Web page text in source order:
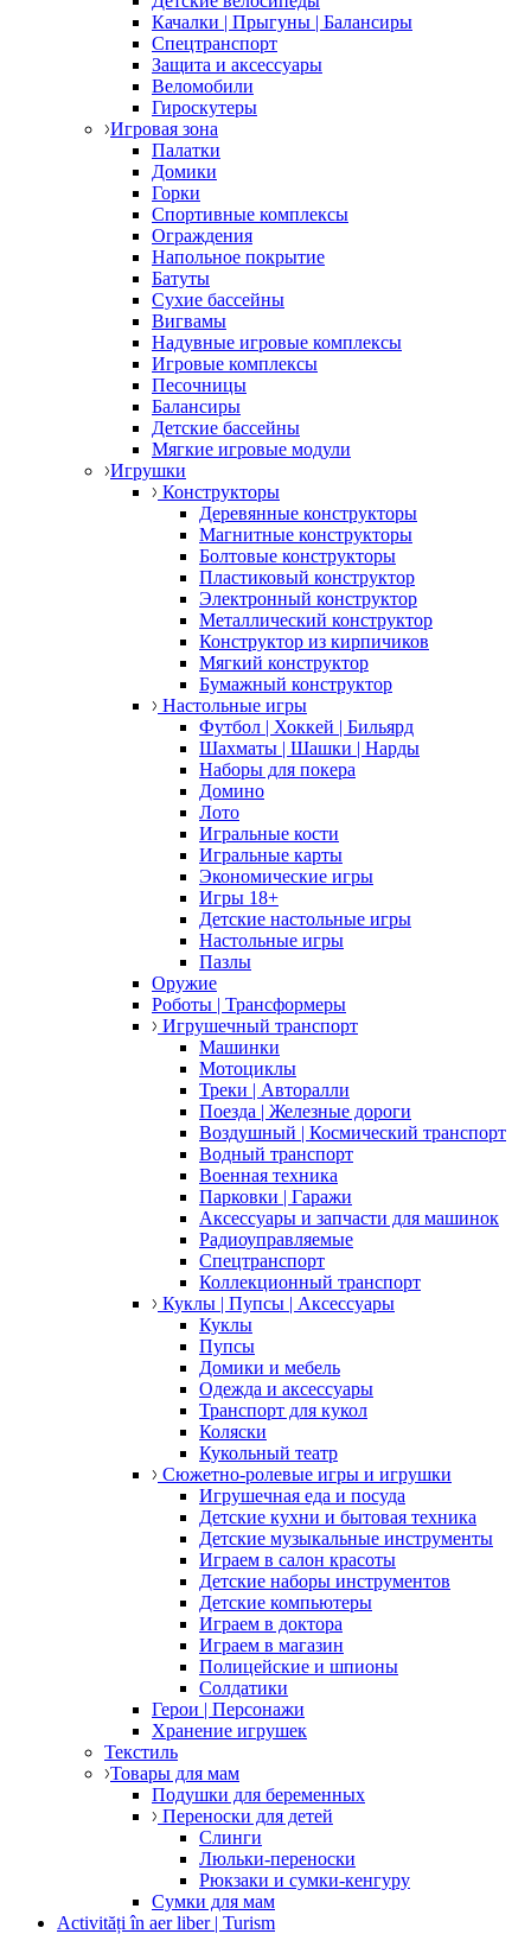
Качалки | Прыгуны | Балансиры
Спецтранспорт
Защита и аксессуары
Веломобили
Гироскутеры
Игровая зона
Палатки
Домики
Горки
Спортивные комплексы
Ограждения
Напольное покрытие
Батуты
Сухие бассейны
Вигвамы
Надувные игровые комплексы
Игровые комплексы
Песочницы
Балансиры
Детские бассейны
Мягкие игровые модули
Игрушки
Конструкторы
Деревянные конструкторы
Магнитные конструкторы
Болтовые конструкторы
Пластиковый конструктор
Электронный конструктор
Металлический конструктор
Конструктор из кирпичиков
Мягкий конструктор
Бумажный конструктор
Настольные игры
Футбол | Хоккей | Бильярд
Шахматы | Шашки | Нарды
Наборы для покера
Домино
Лото
Игральные кости
Игральные карты
Экономические игры
Игры 18+
Детские настольные игры
Настольные игры
Пазлы
Оружие
Роботы | Трансформеры
Игрушечный транспорт
Машинки
Мотоциклы
Треки | Авторалли
Поезда | Железные дороги
Воздушный | Космический транспорт
Водный транспорт
Военная техника
Парковки | Гаражи
Аксессуары и запчасти для машинок
Радиоуправляемые
Спецтранспорт
Коллекционный транспорт
Куклы | Пупсы | Аксессуары
Куклы
Пупсы
Домики и мебель
Одежда и аксессуары
Транспорт для кукол
Коляски
Кукольный театр
Сюжетно-ролевые игры и игрушки
Игрушечная еда и посуда
Детские кухни и бытовая техника
Детские музыкальные инструменты
Играем в салон красоты
Детские наборы инструментов
Детские компьютеры
Играем в доктора
Играем в магазин
Полицейские и шпионы
Солдатики
Герои | Персонажи
Хранение игрушек
Текстиль
Товары для мам
Подушки для беременных
Переноски для детей
Слинги
Люльки-переноски
Рюкзаки и сумки-кенгуру
Сумки для мам
Activități în aer liber | Turism